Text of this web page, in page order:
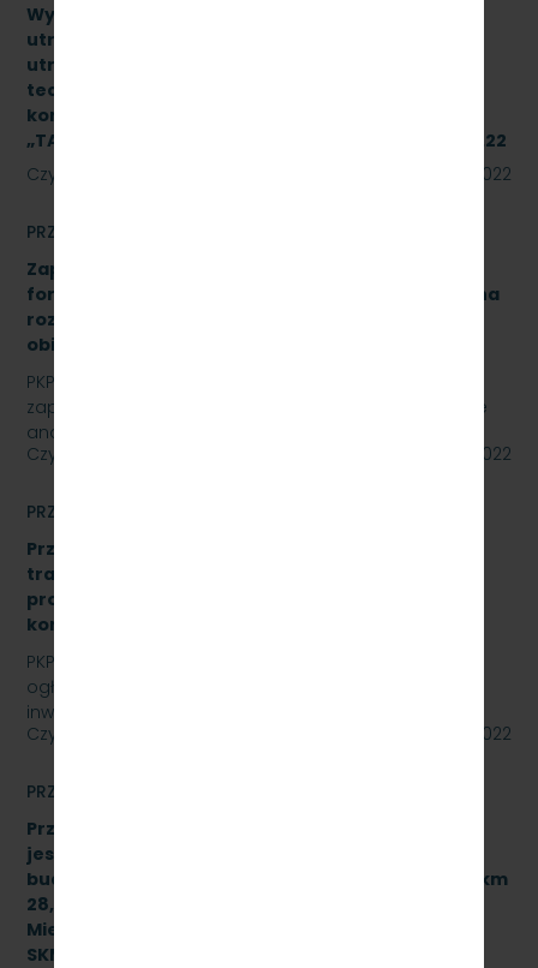
Wykonanie naprawy czwartego poziomu
utrzymania (P4) wg dokumentacji systemu
utrzymania typu pojazdu oraz dokumentacji
techniczno–ruchowej producenta podzespołu 2
kompletów układów hamulcowych produkcji IPS
„TABOR” w Poznaniu. Znak sprawy: SKMMU.086.29.22
Czytaj dalej
15 lipca 2022
PRZETARGI
Zapytanie ofertowe na opracowanie analizy
formalno-prawnej wraz z koncepcją techniczną na
rozbudowę i modernizację kanalizacji sanitarnej
obiektu A-13 na stacji Gdynia Cisowa Postojowa.
PKP Szybka Kolej Miejska w Trójmieście Sp. z o.o.
zaprasza do złożenia oferty cenowej na opracowanie
analizy formalno-prawnej wraz z koncepcją…
Czytaj dalej
15 lipca 2022
PRZETARGI
Przetarg nieograniczony: „Modernizacja sieci
trakcyjnej – sporządzenie dokumentacji
projektowej oraz przebudowa istniejących
konstrukcji wsporczych, znak: SKMMU.086.30.22.
PKP SZYBKA KOLEJ MIEJSKA W TRÓJMIEŚCIE Sp. z o.o.
ogłasza przetarg nieograniczony dla zadania
inwestycyjnego na sieci trakcyjnej PKP Szybka Kolej…
Czytaj dalej
14 lipca 2022
PRZETARGI
Przetarg nieograniczony, którego przedmiotem
jest wykonanie robót budowlanych związanych z
budową przystanku służbowego w torze nr 502 w km
28,950 linii kolejowej nr 250 dla PKP Szybka Kolej
Miejska w Trójmieście Sp. z o.o. [sprawa:
SKMMU.086.37.22]